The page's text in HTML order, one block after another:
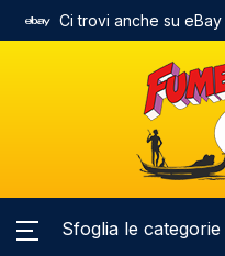
Ci trovi anche su eBay
Sfoglia le categorie